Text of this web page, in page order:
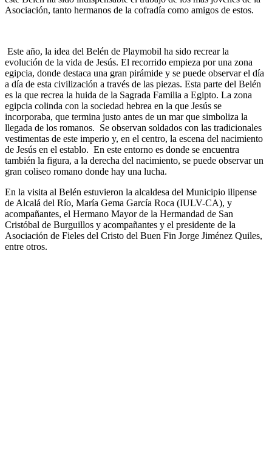
Asociación, tanto hermanos de la cofradía como amigos de estos.
Este año, la idea del Belén de Playmobil ha sido recrear la
evolución de la vida de Jesús. El recorrido empieza por una zona
egipcia, donde destaca una gran pirámide y se puede observar el día
a día de esta civilización a través de las piezas. Esta parte del Belén
es la que recrea la huida de la Sagrada Familia a Egipto. La zona
egipcia colinda con la sociedad hebrea en la que Jesús se
incorporaba, que termina justo antes de un mar que simboliza la
llegada de los romanos. Se observan soldados con las tradicionales
vestimentas de este imperio y, en el centro, la escena del nacimiento
de Jesús en el establo. En este entorno es donde se encuentra
también la figura, a la derecha del nacimiento, se puede observar un
gran coliseo romano donde hay una lucha.
En la visita al Belén estuvieron la alcaldesa del Municipio ilipense
de Alcalá del Río, María Gema García Roca (IULV-CA), y
acompañantes, el Hermano Mayor de la Hermandad de San
Cristóbal de Burguillos y acompañantes y el presidente de la
Asociación de Fieles del Cristo del Buen Fin Jorge Jiménez Quiles,
entre otros.